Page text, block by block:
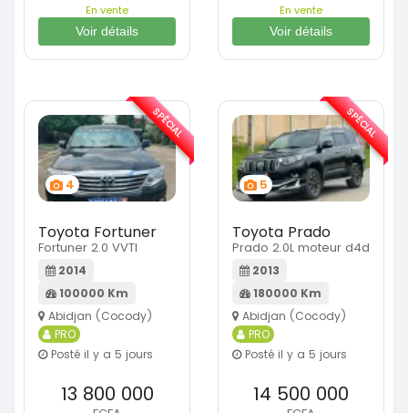
En vente
Voir détails
En vente
Voir détails
4
Toyota Fortuner
Fortuner 2.0 VVTI
2014
100000 Km
Abidjan (Cocody)
PRO
Posté il y a 5 jours
13 800 000
SPÉCIAL
5
Toyota Prado
Prado 2.0L moteur d4d
2013
180000 Km
Abidjan (Cocody)
PRO
Posté il y a 5 jours
14 500 000
SPÉCIAL